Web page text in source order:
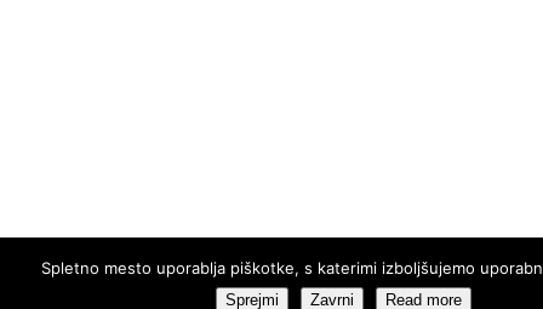
Spletno mesto uporablja piškotke, s katerimi izboljšujemo
Sprejmi Zavrni Read more